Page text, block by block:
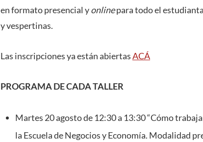
en formato presencial yonlinepara todo el
y vespertinas.
Las inscripciones ya están abiertasACÁ
PROGRAMA DE CADA TALLER
Martes 20 agosto de 12:30 a 13:30 “Cómo
la Escuela de Negocios y Economía. Modalidad